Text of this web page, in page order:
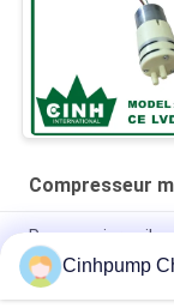
Compresseur
Pompe micro
compresseur de
Cinhpump